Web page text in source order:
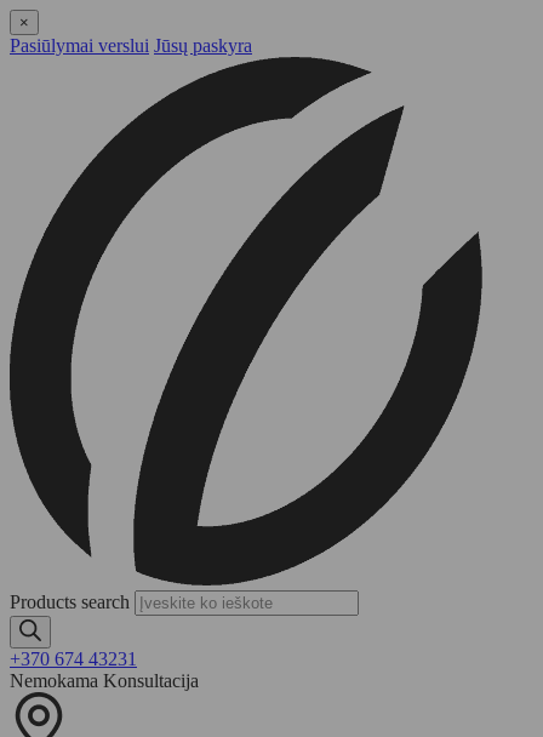
×
Pasiūlymai verslui Jūsų paskyra
Products search
+370 674 43231
Nemokama Konsultacija